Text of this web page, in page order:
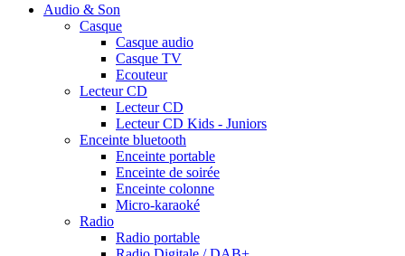
Audio & Son
Casque
Casque audio
Casque TV
Ecouteur
Lecteur CD
Lecteur CD
Lecteur CD Kids - Juniors
Enceinte bluetooth
Enceinte portable
Enceinte de soirée
Enceinte colonne
Micro-karaoké
Radio
Radio portable